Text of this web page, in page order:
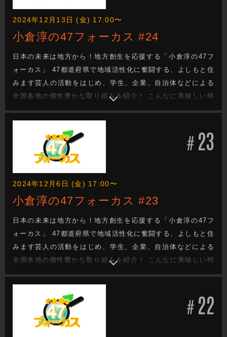
2024年12月13日 (金) 17:00〜
小倉淳の47フォーカス #24
日本の未来は地方から！地方創生を応援する「小倉淳の47フ
ォーカス」 47都道府県で地域活性化に奮闘する、よしもと住
みます芸人の活動をはじめ、学生、企業、自治体などによる
全国各地の個性豊かな取り組みを紹介！ こんなに美味しい特
産品があるのに・・・。 街の魅力をもっと知ってほし
い・・・。 でも、どうしたらいい？ 日本の未来を次世代へと
つなぐ地方創生成功へのヒントがきっと見つかる！
# 23
2024年12月6日 (金) 17:00〜
小倉淳の47フォーカス #23
日本の未来は地方から！地方創生を応援する「小倉淳の47フ
ォーカス」 47都道府県で地域活性化に奮闘する、よしもと住
みます芸人の活動をはじめ、学生、企業、自治体などによる
全国各地の個性豊かな取り組みを紹介！ こんなに美味しい特
産品があるのに・・・。 街の魅力をもっと知ってほし
い・・・。 でも、どうしたらいい？ 日本の未来を次世代へと
つなぐ地方創生成功へのヒントがきっと見つかる！
# 22